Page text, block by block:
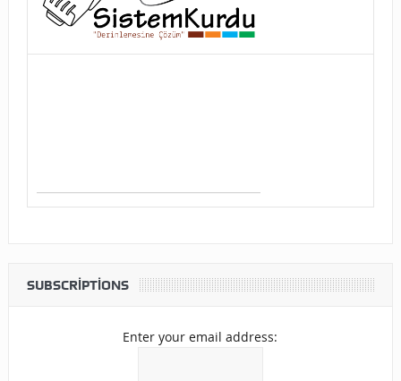
SUBSCRIPTIONS
Enter your email address: